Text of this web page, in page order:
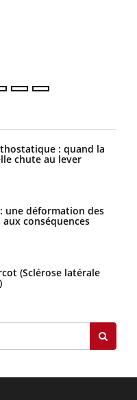
: quand la
chute au lever
une déformation des
conséquences
(Sclérose latérale